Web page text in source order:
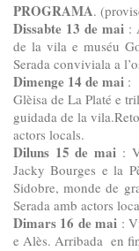
PROGRAMA.
Dissabte 13 de mai:
de la vila e muséu
Serada conviviala a
Dimenge 14 de mai :
Glèisa de La Platé e
guidada de la
actors locals.
Diluns 15 de mai :
Jacky Bourges e la
Sidobre, monde de
Serada amb actors
Dimars 16 de mai :
e Alès. Arribada en